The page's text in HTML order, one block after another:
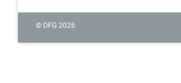
© DFG 2026